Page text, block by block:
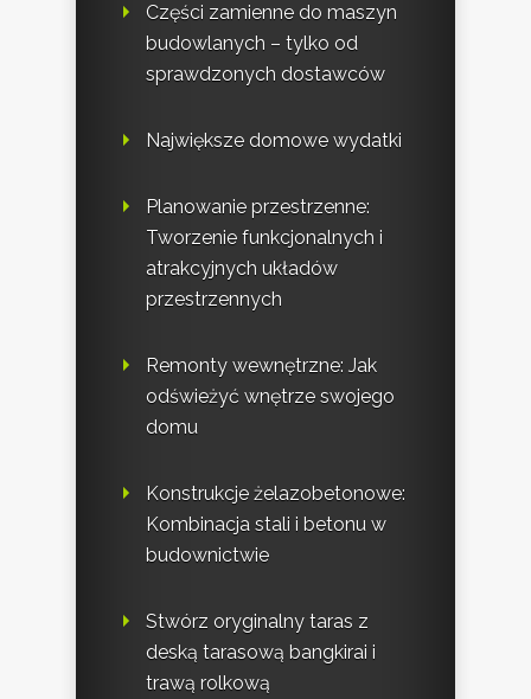
Części zamienne do maszyn
budowlanych – tylko od
sprawdzonych dostawców
Największe domowe wydatki
Planowanie przestrzenne:
Tworzenie funkcjonalnych i
atrakcyjnych układów
przestrzennych
Remonty wewnętrzne: Jak
odświeżyć wnętrze swojego
domu
Konstrukcje żelazobetonowe:
Kombinacja stali i betonu w
budownictwie
Stwórz oryginalny taras z
deską tarasową bangkirai i
trawą rolkową